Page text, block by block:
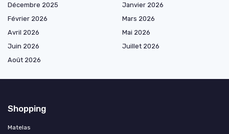
Décembre 2025
Janvier 2026
Février 2026
Mars 2026
Avril 2026
Mai 2026
Juin 2026
Juillet 2026
Août 2026
Shopping
Matelas